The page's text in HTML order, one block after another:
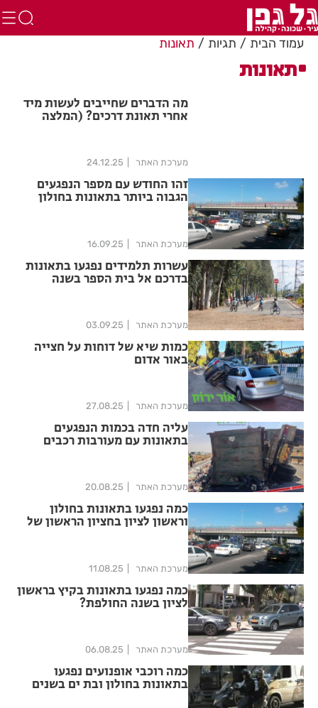
עמוד הבית תגיות תאונות
תאונות
מה הדברים שחייבים לעשות מיד
אחרי תאונת דרכים? (המלצה
מערכת האתר 24.12.25
זהו החודש עם מספר הנפגעים
הגבוה ביותר בתאונות בחולון
מערכת האתר 16.09.25
עשרות תלמידים נפגעו בתאונות
בדרכם אל בית הספר בשנה
מערכת האתר 03.09.25
כמות שיא של דוחות על חצייה
באור אדום
מערכת האתר 27.08.25
עליה חדה בכמות הנפגעים
בתאונות עם מעורבות רכבים
מערכת האתר 20.08.25
כמה נפגעו בתאונות בחולון
וראשון לציון בחציון הראשון של
מערכת האתר 11.08.25
כמה נפגעו בתאונות בקיץ בראשון
לציון בשנה החולפת?
מערכת האתר 06.08.25
כמה רוכבי אופנועים נפגעו
בתאונות בחולון ובת ים בשנים